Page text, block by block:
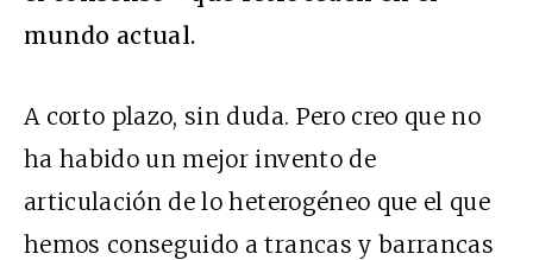
mundo actual.
A corto plazo, sin duda. Pero creo que no
ha habido un mejor invento de
articulación de lo heterogéneo que el que
hemos conseguido a trancas y barrancas